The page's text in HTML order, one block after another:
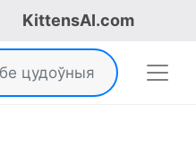
KittensAI.com